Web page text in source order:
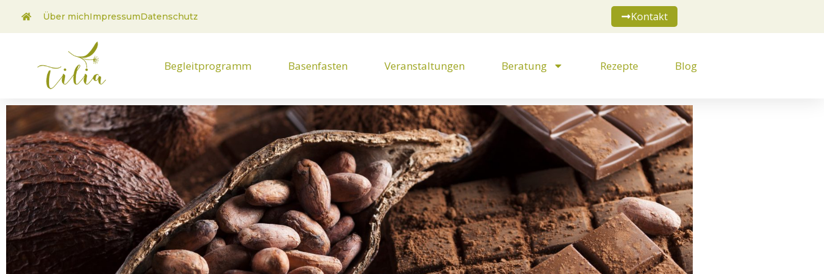
Über michImpressumDatenschutz Kontakt
Begleitprogramm Basenfasten Veranstaltungen Beratung Rezepte Blog